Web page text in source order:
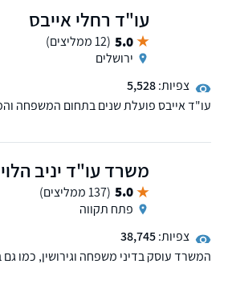
עו"ד רחלי אייבס
5.0 (12 ממליצים)
ירושלים
צפיות:5,528
עו"ד אייבס פועלת שנים בתחום המשפחה
משרד עו"ד יניב הלוי
5.0 (137 ממליצים)
פתח תקווה
צפיות:38,745
המשרד עוסק בדיני משפחה וגירושין, כמו